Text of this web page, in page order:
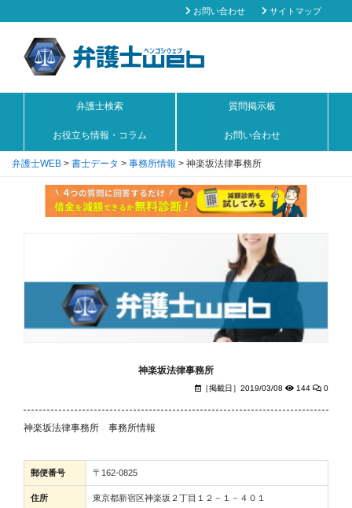
お問い合わせ サイトマップ
弁護士検索 質問掲示板
お役立ち情報・コラム お問い合わせ
弁護士WEB > 書士データ > 事務所情報 > 神楽坂法律事務所
神楽坂法律事務所
［掲載日］2019/03/08 144 0
神楽坂法律事務所 事務所情報
郵便番号 〒162-0825
住所 東京都新宿区神楽坂２丁目１２－１－４０１